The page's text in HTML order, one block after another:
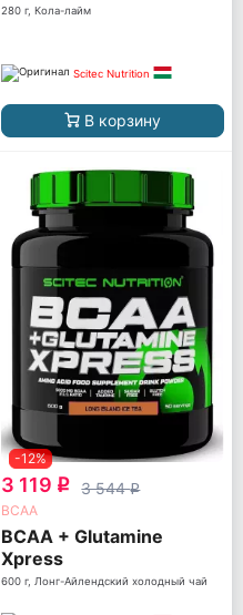
280 г, Кола-лайм
Scitec Nutrition
В корзину
-12%
3 119 q 3 544q
ВСАА
BCAA + Glutamine
Xpress
600 г, Лонг-Айлендский холодный чай